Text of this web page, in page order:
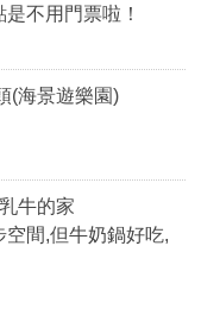
不用門票啦！
(海景遊樂園)
牛的家
間,但牛奶鍋好吃,